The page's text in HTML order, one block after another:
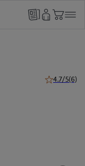
4.7/5(6)